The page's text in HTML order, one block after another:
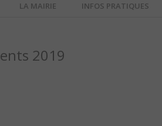
LA MAIRIE INFOS PRATIQUES
2019